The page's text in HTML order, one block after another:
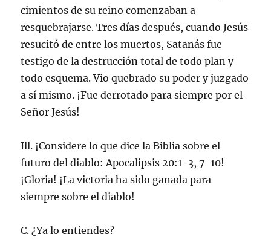
cimientos de su reino comenzaban a
resquebrajarse. Tres días después, cuando Jesús
resucitó de entre los muertos, Satanás fue
testigo de la destrucción total de todo plan y
todo esquema. Vio quebrado su poder y juzgado
a sí mismo. ¡Fue derrotado para siempre por el
Señor Jesús!
Ill. ¡Considere lo que dice la Biblia sobre el
futuro del diablo: Apocalipsis 20:1-3, 7-10!
¡Gloria! ¡La victoria ha sido ganada para
siempre sobre el diablo!
C. ¿Ya lo entiendes?